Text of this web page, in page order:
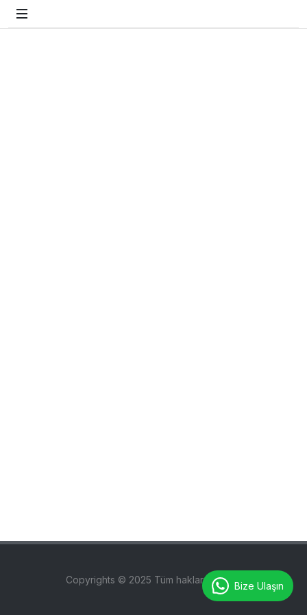
Copyrights © 2025 Tüm hakları saklıdır.Bize Ulaşın